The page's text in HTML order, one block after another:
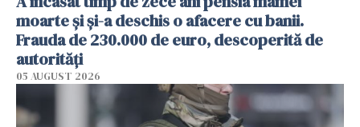
moarte și și-a deschis o afacere cu banii.
Frauda de 230.000 de euro, descoperită de
autorități
05 AUGUST 2026